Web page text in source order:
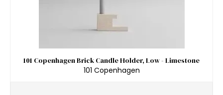
101 Copenhagen Brick Candle Holder, Low - Limestone
101 Copenhagen